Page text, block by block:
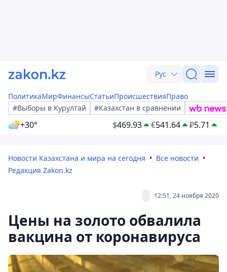
Рус
ПолитикаМирФинансыСтатьиПроисшествияПраво
#Выборы в Курултай
#Казахстан в сравнении
+30° $469.93 €541.64 ₽5.71
Новости Казахстана и мира на сегодня
Все новости
Редакция Zakon.kz
12:51, 24 ноября 2020
Цены на золото обвалила
вакцина от коронавируса